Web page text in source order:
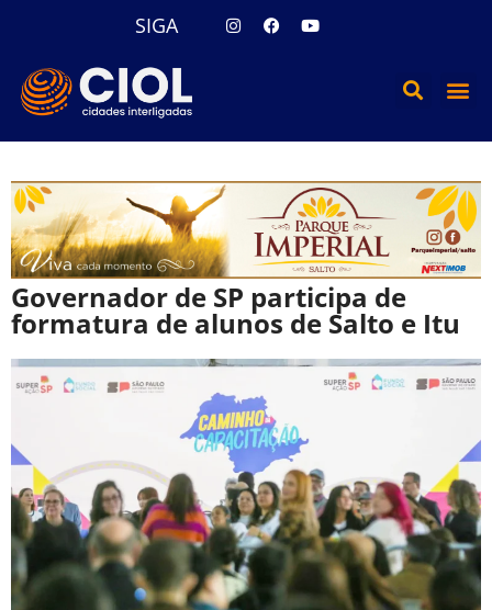
SIGA
Governador de SP participa de
formatura de alunos de Salto e Itu